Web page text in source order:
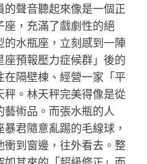
聲音聽起來像是一個正
，充滿了戲劇性的絕
水瓶座，立刻感到一陣
預報壓力症候群」後的
隔壁棟、經營一家「平
。林天秤完美得像是從
術品。而張水瓶的人
君隨意亂踢的毛線球，
衝到窗邊，往外看去。整